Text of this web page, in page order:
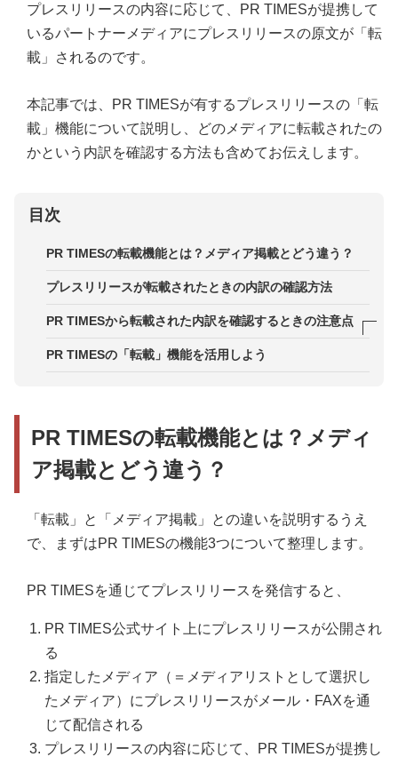
プレスリリースの内容に応じて、PR TIMESが提携して
いるパートナーメディアにプレスリリースの原文が「転
載」されるのです。
本記事では、PR TIMESが有するプレスリリースの「転
載」機能について説明し、どのメディアに転載されたの
かという内訳を確認する方法も含めてお伝えします。
目次
PR TIMESの転載機能とは？メディア掲載とどう違う？
プレスリリースが転載されたときの内訳の確認方法
PR TIMESから転載された内訳を確認するときの注意点
1．システム上、取得できない転載先メディアもあ
3．転載ではなく、メディアによる自発的な掲載は
取得できない
PR TIMESの「転載」機能を活用しよう
PR TIMESの転載機能とは？メディ
ア掲載とどう違う？
「転載」と「メディア掲載」との違いを説明するうえ
で、まずはPR TIMESの機能3つについて整理します。
PR TIMESを通じてプレスリリースを発信すると、
PR TIMES公式サイト上にプレスリリースが公開され
る
指定したメディア（＝メディアリストとして選択し
たメディア）にプレスリリースがメール・FAXを通
じて配信される
プレスリリースの内容に応じて、PR TIMESが提携し